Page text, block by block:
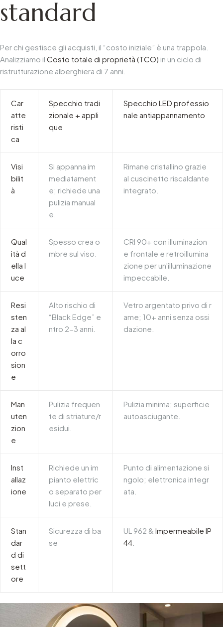
standard
Per chi gestisce gli acquisti, il “costo iniziale” è una trappola.
Analizziamo il Costo totale di proprietà (TCO) in un ciclo di
ristrutturazione alberghiera di 7 anni.
Car
atte
risti
ca
Specchio tradi
zionale + appli
que
Specchio LED professio
nale antiappannamento
Visi
bilit
à
Si appanna im
mediatament
e; richiede una
pulizia manual
e.
Rimane cristallino grazie
al cuscinetto riscaldante
integrato.
Qual
ità d
ella l
uce
Spesso crea o
mbre sul viso.
CRI 90+ con illuminazion
e frontale e retroillumina
zione per un'illuminazione
impeccabile.
Resi
sten
za al
la c
orro
sion
e
Alto rischio di
“Black Edge” e
ntro 2-3 anni.
Vetro argentato privo di r
ame; 10+ anni senza ossi
dazione.
Man
uten
zion
e
Pulizia frequen
te di striature/r
esidui.
Pulizia minima; superficie
autoasciugante.
Inst
allaz
ione
Richiede un im
pianto elettric
o separato per
luci e prese.
Punto di alimentazione si
ngolo; elettronica integr
ata.
Stan
dar
d di
sett
ore
Sicurezza di ba
se
UL 962 &Impermeabile IP
44